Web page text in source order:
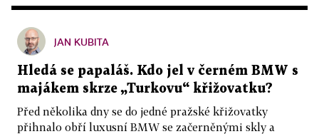
JAN KUBITA
Hledá se papaláš. Kdo jel v černém BMW s
majákem skrze „Turkovu“ křižovatku?
Před několika dny se do jedné pražské křižovatky
přihnalo obří luxusní BMW se začerněnými skly a